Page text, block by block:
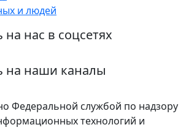
и людей
нас в соцсетях
на наши каналы
Федеральной службой по надзору
технологий и